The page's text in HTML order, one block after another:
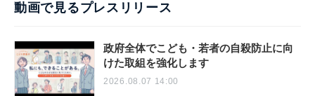
動画で見るプレスリリース
政府全体でこども・若者の自殺防止に向
けた取組を強化します
2026.08.07 14:00